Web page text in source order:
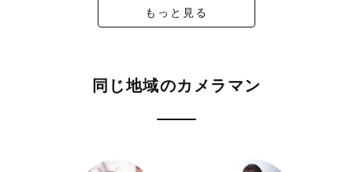
もっと見る
同じ地域のカメラマン